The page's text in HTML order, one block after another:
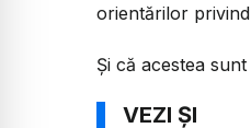
orientărilor
Și că acestea